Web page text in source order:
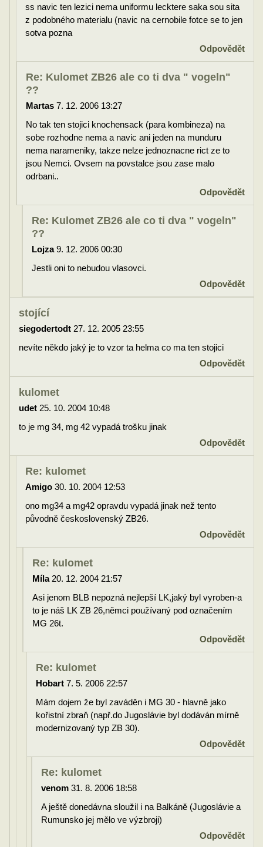
ss navic ten lezici nema uniformu lecktere saka sou sita
z podobného materialu (navic na cernobile fotce se to jen
sotva pozna
Odpovědět
Re: Kulomet ZB26 ale co ti dva " vogeln"
??
Martas 7. 12. 2006 13:27
No tak ten stojici knochensack (para kombineza) na
sobe rozhodne nema a navic ani jeden na munduru
nema narameniky, takze nelze jednoznacne rict ze to
jsou Nemci. Ovsem na povstalce jsou zase malo
odrbani..
Odpovědět
Re: Kulomet ZB26 ale co ti dva " vogeln"
??
Lojza9. 12. 2006 00:30
Jestli oni to nebudou vlasovci.
Odpovědět
stojící
siegodertodt 27. 12. 2005 23:55
nevíte někdo jaký je to vzor ta helma co ma ten stojici
Odpovědět
kulomet
udet 25. 10. 2004 10:48
to je mg 34, mg 42 vypadá trošku jinak
Odpovědět
Re: kulomet
Amigo 30. 10. 2004 12:53
ono mg34 a mg42 opravdu vypadá jinak než tento
původně československý ZB26.
Odpovědět
Re: kulomet
Míla20. 12. 2004 21:57
Asi jenom BLB nepozná nejlepší LK,jaký byl vyroben-a
to je náš LK ZB 26,němci používaný pod označením
MG 26t.
Odpovědět
Re: kulomet
Hobart 7. 5. 2006 22:57
Mám dojem že byl zaváděn i MG 30 - hlavně jako
kořistní zbraň (např.do Jugoslávie byl dodáván mírně
modernizovaný typ ZB 30).
Odpovědět
Re: kulomet
venom 31. 8. 2006 18:58
A ještě donedávna sloužil i na Balkáně (Jugoslávie a
Rumunsko jej mělo ve výzbroji)
Odpovědět